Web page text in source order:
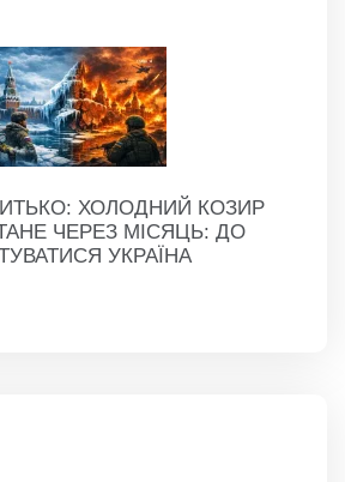
ХОЛОДНИЙ КОЗИР
ЧЕРЕЗ МІСЯЦЬ: ДО
УКРАЇНА